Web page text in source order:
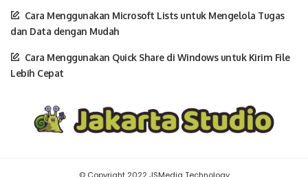
Cara Menggunakan Microsoft Lists untuk Mengelola Tugas
dan Data dengan Mudah
Cara Menggunakan Quick Share di Windows untuk Kirim File
Lebih Cepat
© Copyright 2022 JSMedia Technology